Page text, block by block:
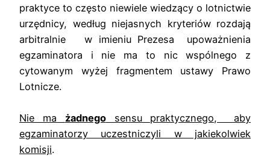
praktyce to często niewiele wiedzący o lotnictwie
urzędnicy, według niejasnych kryteriów rozdają
arbitralnie w imieniu Prezesa upoważnienia
egzaminatora i nie ma to nic wspólnego z
cytowanym wyżej fragmentem ustawy Prawo
Lotnicze.
Nie ma żadnegosensu praktycznego, aby
egzaminatorzy uczestniczyli w jakiekolwiek
komisji.